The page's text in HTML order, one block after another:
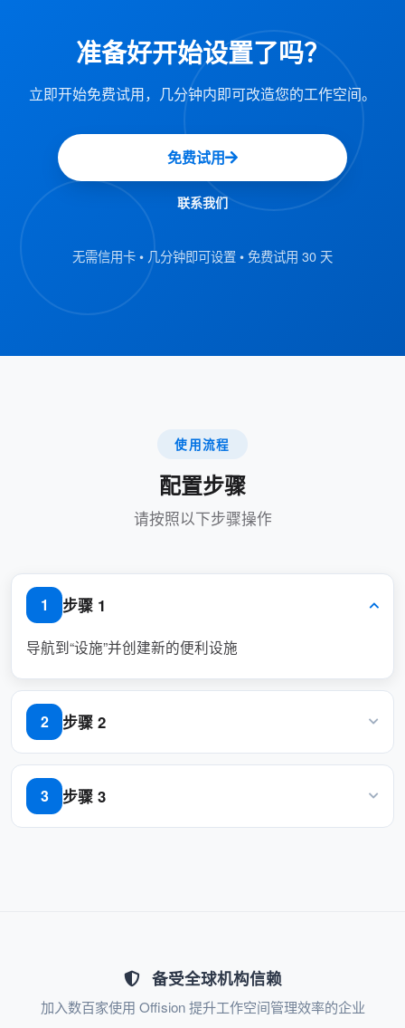
理和更新。
此功能可确保用户快速找到适合其需求的资源，
资源管理系统。
简化资源搜索：
用户可以快速找到具有特定便利设施
节省时间和精力。
管理员可以完全控制为资源分配便利设
施，确保用户能够获得准确且相关的信
按便利设施过滤的能力创造了一个更直
观的预订流程，减少了挫败感和困惑。
用户预订最适合他们需求的空间，优化
资源使用。
精简管理：
具有特定要求（例如，辅助功能、AV 设
备）的用户可以找到根据其偏好定制的
资源。
准备好开始设置了吗？
立即开始免费试用，几分钟内即可改造您的工作空间。
免费试用
联系我们
无需信用卡 • 几分钟即可设置 • 免费试用 30 天
使用流程
配置步骤
请按照以下步骤操作
1 步骤 1
导航到“设施”并创建新的便利设施
2 步骤 2
导航到“房间”、“桌面”和“设备”以创建/编辑资源
3 步骤 3
备受全球机构信赖
加入数百家使用 Offision 提升工作空间管理效率的企业